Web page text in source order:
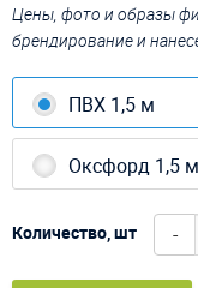
Цены, фото и образы
брендирование и
ПВХ 1,5 м
Оксфорд 1,5
Количество, шт -